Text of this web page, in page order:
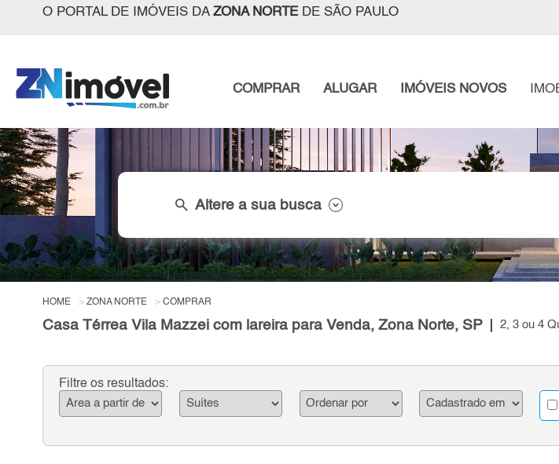
O PORTAL DE IMÓVEIS DA ZONA NORTEDE SÃO PAULO
COMPRAR ALUGAR IMÓVEIS NOVOS
search Altere a sua busca
HOME ZONA NORTE COMPRAR
Casa Térrea Vila Mazzei com lareira para Venda, Zona Norte, SP 2, 3 ou 4
Filtre os resultados: